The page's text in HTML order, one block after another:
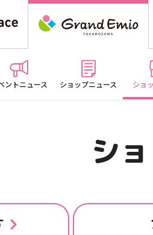
ントニュース ショップニュース ショ
シ